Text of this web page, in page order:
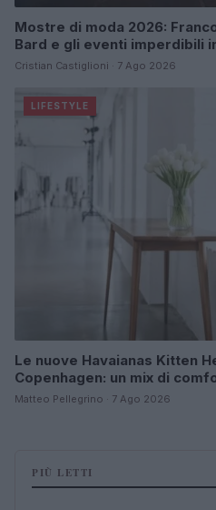
Mostre di moda 2026:
Bard e gli eventi imperdibili
Cristian Castiglioni · 7 Ago 2026
LIFESTYLE
Le nuove Havaianas Kitten
Copenhagen: un mix di
Matteo Pellegrino · 7 Ago 2026
PIÙ LETTI